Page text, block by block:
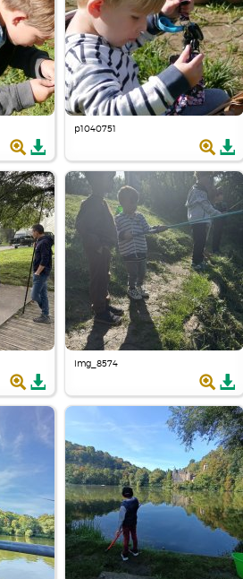
p1040751
img_8574